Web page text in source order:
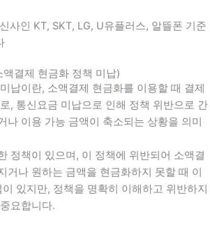
사인 KT, SKT, LG, U유플러스, 알뜰폰 기준
결제 현금화 정책 미납)
납이란, 소액결제 현금화를 이용할 때 결제
, 통신요금 미납으로 인해 정책 위반으로 간
나 이용 가능 금액이 축소되는 상황을 의미
정책이 있으며, 이 정책에 위반되어 소액결
거나 원하는 금액을 현금화하지 못할 때 이
있지만, 정책을 명확히 이해하고 위반하지
요합니다.